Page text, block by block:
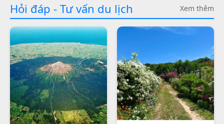
Hỏi đáp - Tư vấn du lịch Xem thêm